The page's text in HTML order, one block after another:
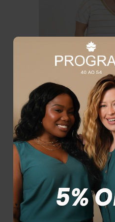
Shorts Plus Size
R$ 169, 90 R$ 69 ,90
Em até1xR$ 69,90 sem